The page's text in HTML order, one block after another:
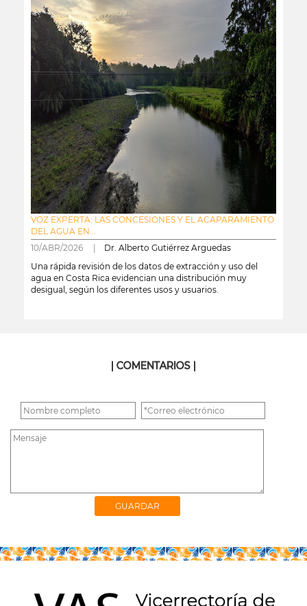
VOZ EXPERTA: LAS CONCESIONES Y EL ACAPARAMIENTO
DEL AGUA EN...
10/ABR/2026 | Dr. Alberto Gutiérrez Arguedas
Una rápida revisión de los datos de extracción y uso del
agua en Costa Rica evidencian una distribución muy
desigual, según los diferentes usos y usuarios.
| COMENTARIOS |